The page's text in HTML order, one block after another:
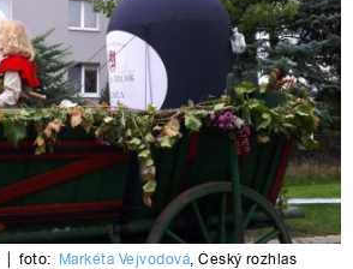
foto: Markéta Vejvodová,Český rozhlas